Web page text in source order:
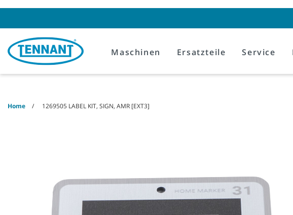
Maschinen Ersatzteile Service
Home 1269505 LABEL KIT, SIGN, AMR [EXT3]